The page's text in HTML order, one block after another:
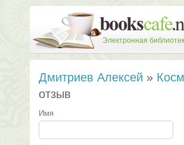
Электронная
Дмитриев Алексей »
отзыв
Имя